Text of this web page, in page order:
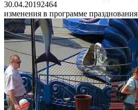
30.04.20192464
изменения в программе празднования